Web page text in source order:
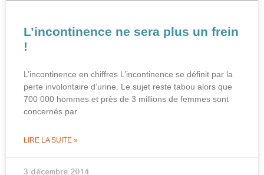
L’incontinence ne sera plus un frein
!
L’incontinence en chiffres L’incontinence se définit par la
perte involontaire d’urine. Le sujet reste tabou alors que
700 000 hommes et près de 3 millions de femmes sont
concernés par
LIRE LA SUITE »
3 décembre 2014